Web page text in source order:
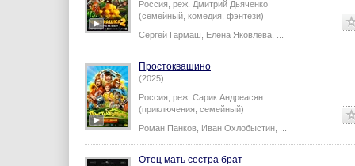
Россия, реж. Дмитрий Дьяченко
(семейный, комедия, фэнтези)
Сергей Гармаш
Елена Яковлева
Простоквашино
(2025)
Россия, реж. Сарик Андреасян
(приключения, семейный)
Роман Панков Иван Охлобыстин
Отец мать сестра брат